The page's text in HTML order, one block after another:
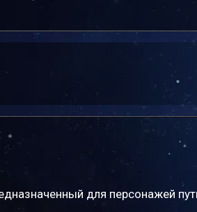
для персонажей